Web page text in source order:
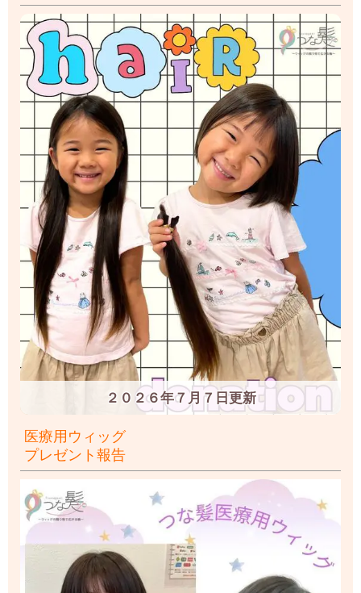
２０２６年７月７日更新
医療用ウィッグ
プレゼント報告